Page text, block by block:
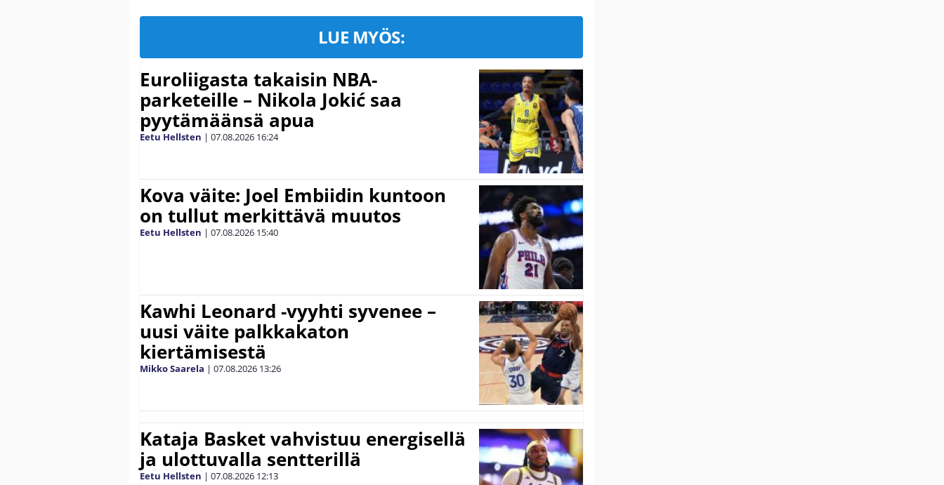
LUE MYÖS:
Euroliigasta takaisin NBA-
parketeille – Nikola Jokić saa
pyytämäänsä apua
Eetu Hellsten | 07.08.2026 16:24
Kova väite: Joel Embiidin kuntoon
on tullut merkittävä muutos
Eetu Hellsten | 07.08.2026 15:40
Kawhi Leonard -vyyhti syvenee –
uusi väite palkkakaton
kiertämisestä
Mikko Saarela | 07.08.2026 13:26
Kataja Basket vahvistuu energisellä
ja ulottuvalla sentterillä
Eetu Hellsten | 07.08.2026 12:13